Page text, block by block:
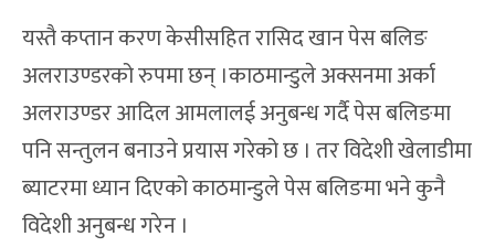
यस्तै कप्तान करण केसीसहित रासिद खान पेस बलिङ
अलराउण्डरको रुपमा छन् ।काठमान्डुले अक्सनमा अर्का
अलराउण्डर आदिल आमलालई अनुबन्ध गर्दै पेस बलिङमा
पनि सन्तुलन बनाउने प्रयास गरेको छ । तर विदेशी खेलाडीमा
ब्याटरमा ध्यान दिएको काठमान्डुले पेस बलिङमा भने कुनै
विदेशी अनुबन्ध गरेन ।